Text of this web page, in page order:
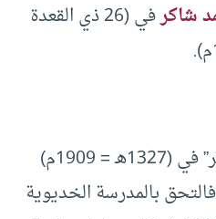
شاكر
في (26 ذي القعدة
– ولد “محمود محمد شاكر” في (1327هـ = 1909م)
بالمدرسة الخديوية